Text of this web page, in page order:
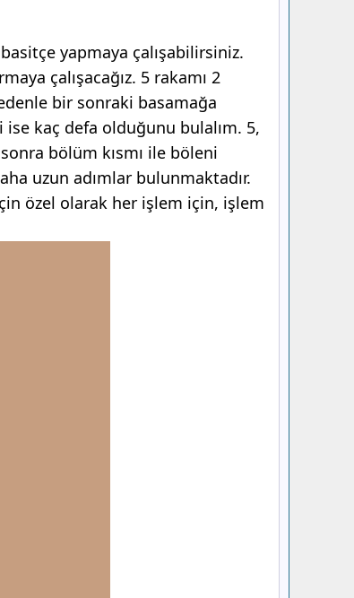
yapmaya çalışabilirsiniz.
çalışacağız. 5 rakamı 2
bir sonraki basamağa
ise kaç defa olduğunu bulalım. 5,
bölüm kısmı ile böleni
uzun adımlar bulunmaktadır.
özel olarak her işlem için, işlem